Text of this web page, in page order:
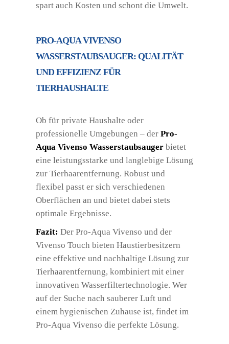
spart auch Kosten und schont die Umwelt.
PRO-AQUA VIVENSO
WASSERSTAUBSAUGER: QUALITÄT
UND EFFIZIENZ FÜR
TIERHAUSHALTE
Ob für private Haushalte oder
professionelle Umgebungen – der Pro-
Aqua Vivenso Wasserstaubsauger bietet
eine leistungsstarke und langlebige Lösung
zur Tierhaarentfernung. Robust und
flexibel passt er sich verschiedenen
Oberflächen an und bietet dabei stets
optimale Ergebnisse.
Fazit: Der Pro-Aqua Vivenso und der
Vivenso Touch bieten Haustierbesitzern
eine effektive und nachhaltige Lösung zur
Tierhaarentfernung, kombiniert mit einer
innovativen Wasserfiltertechnologie. Wer
auf der Suche nach sauberer Luft und
einem hygienischen Zuhause ist, findet im
Pro-Aqua Vivenso die perfekte Lösung.